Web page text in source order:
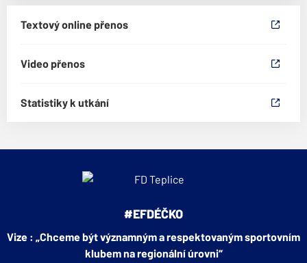
Textový online přenos
Video přenos
Statistiky k utkání
#EFDÉČKO
Vize : „Chceme být významným a respektovaným sportovním
klubem na regionální úrovni“